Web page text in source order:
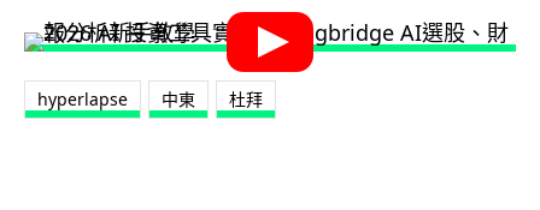
hyperlapse 中東 杜拜